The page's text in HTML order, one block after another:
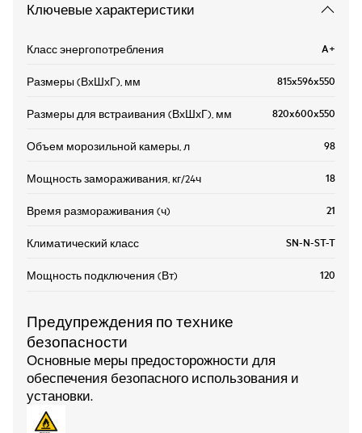
Ключевые характеристики
Класс энергопотребления A+
Размеры (ВхШхГ), мм 815x596x550
Размеры для встраивания (ВхШхГ), мм 820x600x550
Объем морозильной камеры, л 98
Мощность замораживания, кг/24ч 18
Время размораживания (ч) 21
Климатический класс SN-N-ST-T
Мощность подключения (Вт) 120
Предупреждения по технике
безопасности
Основные меры предосторожности для
обеспечения безопасного использования и
установки.